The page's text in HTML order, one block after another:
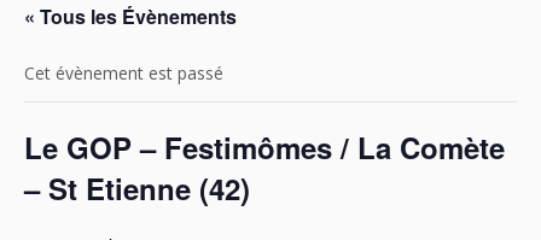
« Tous les Évènements
Cet évènement est passé
Le GOP – Festimômes / La Comète
– St Etienne (42)